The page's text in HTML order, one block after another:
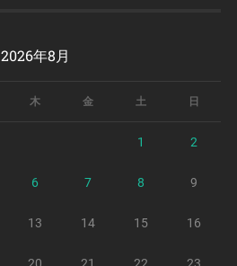
2026年8月
木 金 土 日
1 2
6 7 8 9
13 14 15 16
20 21 22 23